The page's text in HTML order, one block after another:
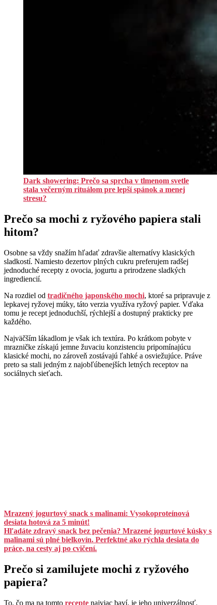
Dark showering: Prečo sa sprcha v tlmenom svetle
stala večerným rituálom pre lepší spánok a menej
stresu?
Prečo sa mochi z ryžového papiera stali
hitom?
Osobne sa vždy snažím hľadať zdravšie alternatívy klasických
sladkostí. Namiesto dezertov plných cukru preferujem radšej
jednoduché recepty z ovocia, jogurtu a prirodzene sladkých
ingrediencií.
Na rozdiel od tradičného japonského mochi, ktoré sa pripravuje z
lepkavej ryžovej múky, táto verzia využíva ryžový papier. Vďaka
tomu je recept jednoduchší, rýchlejší a dostupný prakticky pre
každého.
Najväčším lákadlom je však ich textúra. Po krátkom pobyte v
mrazničke získajú jemne žuvaciu konzistenciu pripomínajúcu
klasické mochi, no zároveň zostávajú ľahké a osviežujúce. Práve
preto sa stali jedným z najobľúbenejších letných receptov na
sociálnych sieťach.
Mrazený jogurtový snack s malinami: Vysokoproteínová
desiata hotová za 5 minút!
Hľadáte zdravý snack bez pečenia? Mrazené jogurtové kúsky s
malinami sú plné bielkovín. Perfektné ako rýchla desiata do
práce, na cesty aj po cvičení.
Prečo si zamilujete mochi z ryžového
papiera?
To, čo ma na tomto recepte najviac baví, je jeho univerzálnosť.